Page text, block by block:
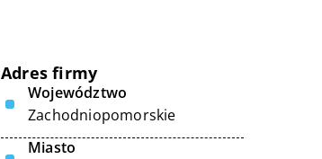
Adres firmy
Województwo
Zachodniopomorskie
Miasto